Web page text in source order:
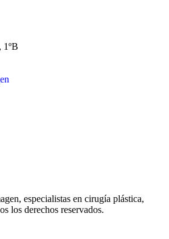
1ºB
especialistas en cirugía plástica,
los derechos reservados.